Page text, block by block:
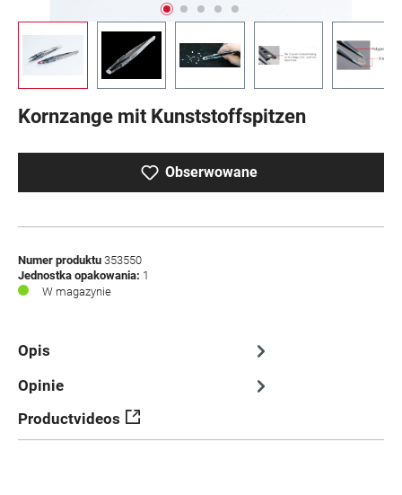
Kornzange mit Kunststoffspitzen
Obserwowane
Numer produktu 353550
Jednostka opakowania: 1
W magazynie
Opis
Opinie
Productvideos